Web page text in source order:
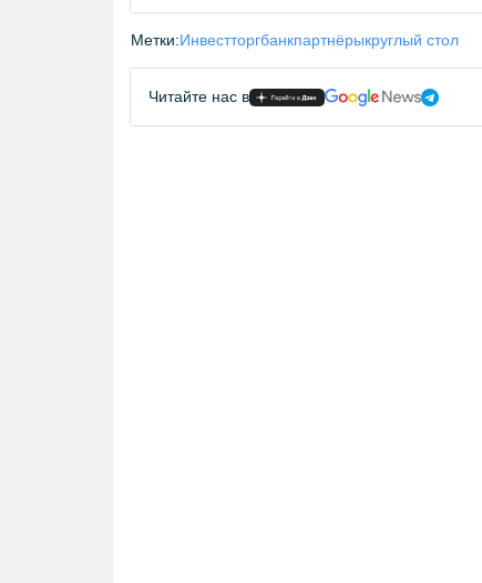
Метки:Инвестторгбанкпартнёрыкруглый стол
Читайте нас в